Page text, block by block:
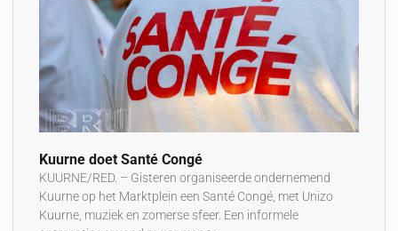
Kuurne doet Santé Congé
KUURNE/RED. – Gisteren organiseerde ondernemend
Kuurne op het Marktplein een Santé Congé, met Unizo
Kuurne, muziek en zomerse sfeer. Een informele